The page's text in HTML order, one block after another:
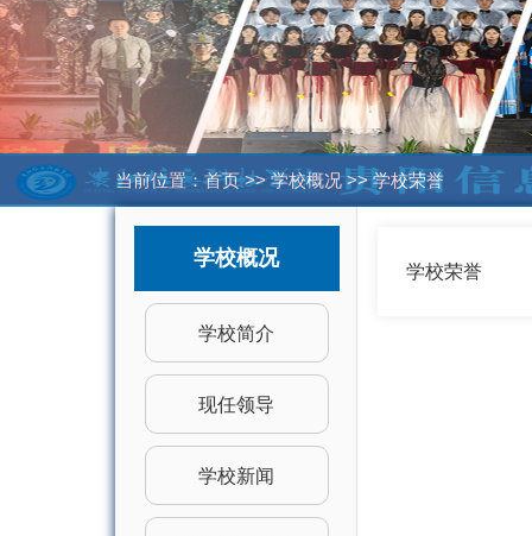
当前位置：首页>>学校概况>>学校荣誉
学校概况
学校简介
现任领导
学校新闻
学校荣誉